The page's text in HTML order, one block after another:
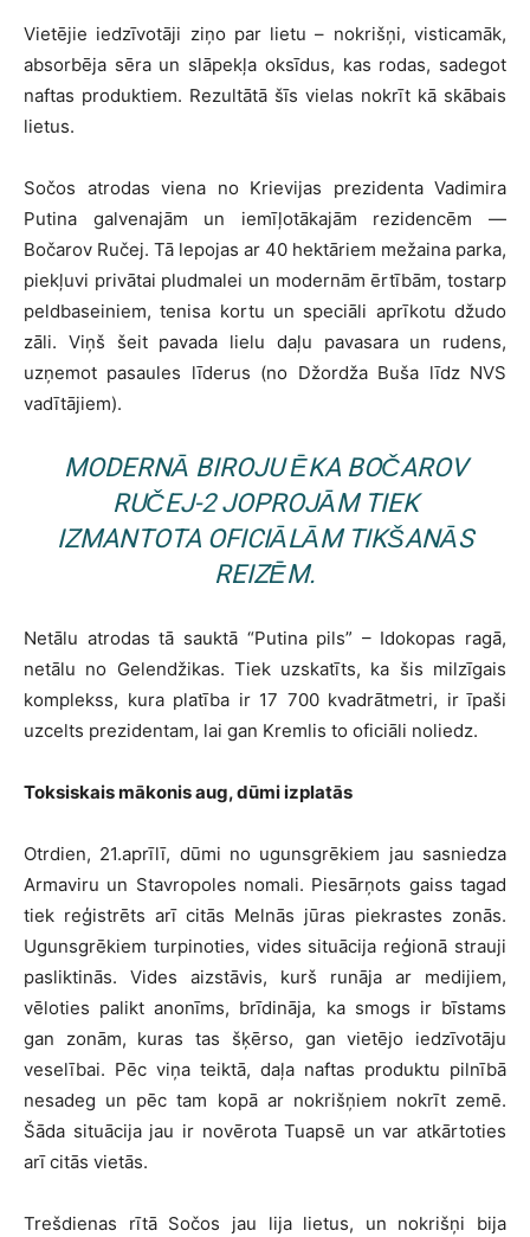
Vietējie iedzīvotāji ziņo par lietu – nokrišņi, visticamāk,
absorbēja sēra un slāpekļa oksīdus, kas rodas, sadegot
naftas produktiem. Rezultātā šīs vielas nokrīt kā skābais
lietus.
Sočos atrodas viena no Krievijas prezidenta Vadimira
Putina galvenajām un iemīļotākajām rezidencēm —
Bočarov Ručej. Tā lepojas ar 40 hektāriem mežaina parka,
piekļuvi privātai pludmalei un modernām ērtībām, tostarp
peldbaseiniem, tenisa kortu un speciāli aprīkotu džudo
zāli. Viņš šeit pavada lielu daļu pavasara un rudens,
uzņemot pasaules līderus (no Džordža Buša līdz NVS
vadītājiem).
MODERNĀ BIROJU ĒKA BOČAROV
RUČEJ-2 JOPROJĀM TIEK
IZMANTOTA OFICIĀLĀM TIKŠANĀS
REIZĒM.
Netālu atrodas tā sauktā “Putina pils” – Idokopas ragā,
netālu no Gelendžikas. Tiek uzskatīts, ka šis milzīgais
komplekss, kura platība ir 17 700 kvadrātmetri, ir īpaši
uzcelts prezidentam, lai gan Kremlis to oficiāli noliedz.
Toksiskais mākonis aug, dūmi izplatās
Otrdien, 21.aprīlī, dūmi no ugunsgrēkiem jau sasniedza
Armaviru un Stavropoles nomali. Piesārņots gaiss tagad
tiek reģistrēts arī citās Melnās jūras piekrastes zonās.
Ugunsgrēkiem turpinoties, vides situācija reģionā strauji
pasliktinās. Vides aizstāvis, kurš runāja ar medijiem,
vēloties palikt anonīms, brīdināja, ka smogs ir bīstams
gan zonām, kuras tas šķērso, gan vietējo iedzīvotāju
veselībai. Pēc viņa teiktā, daļa naftas produktu pilnībā
nesadeg un pēc tam kopā ar nokrišņiem nokrīt zemē.
Šāda situācija jau ir novērota Tuapsē un var atkārtoties
arī citās vietās.
Trešdienas rītā Sočos jau lija lietus, un nokrišņi bija